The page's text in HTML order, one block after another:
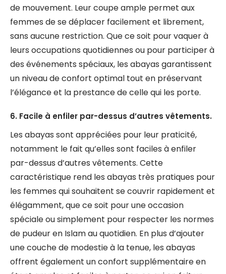
de mouvement. Leur coupe ample permet aux
femmes de se déplacer facilement et librement,
sans aucune restriction. Que ce soit pour vaquer à
leurs occupations quotidiennes ou pour participer à
des événements spéciaux, les abayas garantissent
un niveau de confort optimal tout en préservant
l’élégance et la prestance de celle qui les porte.
6. Facile à enfiler par-dessus d’autres vêtements.
Les abayas sont appréciées pour leur praticité,
notamment le fait qu’elles sont faciles à enfiler
par-dessus d’autres vêtements. Cette
caractéristique rend les abayas très pratiques pour
les femmes qui souhaitent se couvrir rapidement et
élégamment, que ce soit pour une occasion
spéciale ou simplement pour respecter les normes
de pudeur en Islam au quotidien. En plus d’ajouter
une couche de modestie à la tenue, les abayas
offrent également un confort supplémentaire en